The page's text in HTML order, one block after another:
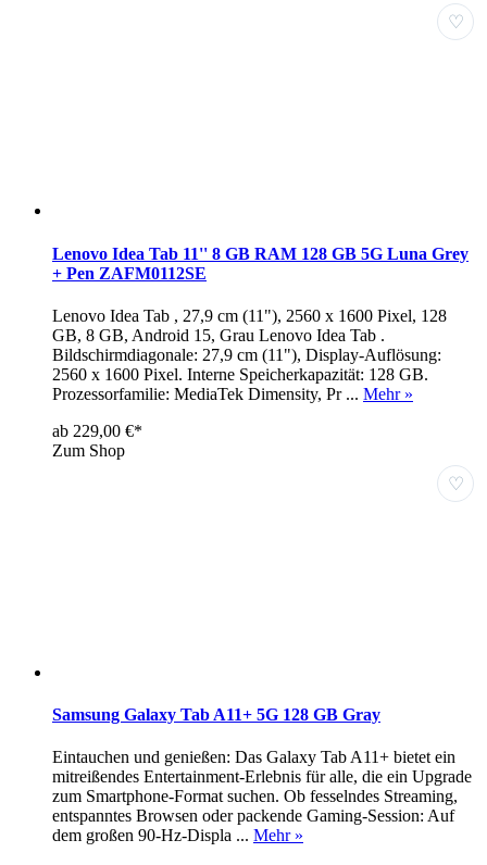
♡
Lenovo Idea Tab 11'' 8 GB RAM 128 GB 5G Luna Grey
+ Pen ZAFM0112SE
Lenovo Idea Tab , 27,9 cm (11"), 2560 x 1600 Pixel, 128
GB, 8 GB, Android 15, Grau Lenovo Idea Tab .
Bildschirmdiagonale: 27,9 cm (11"), Display-Auflösung:
2560 x 1600 Pixel. Interne Speicherkapazität: 128 GB.
Prozessorfamilie: MediaTek Dimensity, Pr ... Mehr »
ab 229,00 €*
Zum Shop
♡
Samsung Galaxy Tab A11+ 5G 128 GB Gray
Eintauchen und genießen: Das Galaxy Tab A11+ bietet ein
mitreißendes Entertainment-Erlebnis für alle, die ein Upgrade
zum Smartphone-Format suchen. Ob fesselndes Streaming,
entspanntes Browsen oder packende Gaming-Session: Auf
dem großen 90-Hz-Displa ... Mehr »